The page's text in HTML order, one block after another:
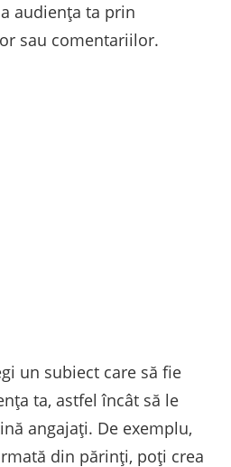
audiența ta prin
sau comentariilor.
un subiect care să fie
ta, astfel încât să le
angajați. De exemplu,
din părinți, poți crea